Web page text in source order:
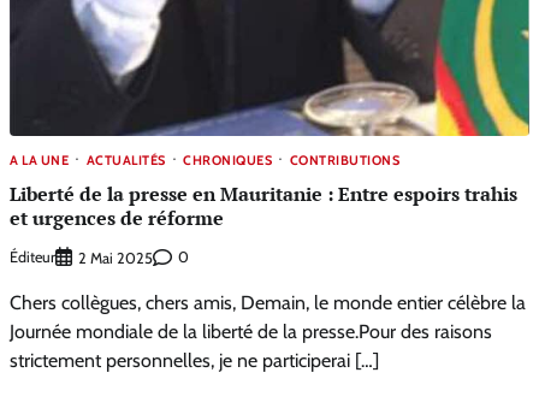
A LA UNE ACTUALITÉS CHRONIQUES CONTRIBUTIONS
Liberté de la presse en Mauritanie : Entre espoirs trahis
et urgences de réforme
Éditeur 2 Mai 2025 0
Chers collègues, chers amis, Demain, le monde entier célèbre la
Journée mondiale de la liberté de la presse.Pour des raisons
strictement personnelles, je ne participerai […]